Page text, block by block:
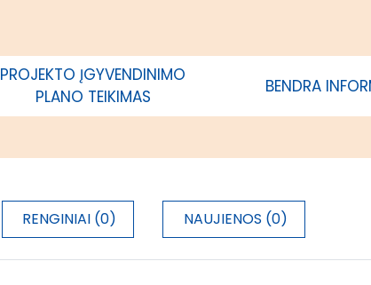
PROJEKTO ĮGYVENDINIMO
PLANO TEIKIMAS
BENDRA
RENGINIAI (0) NAUJIENOS (0)